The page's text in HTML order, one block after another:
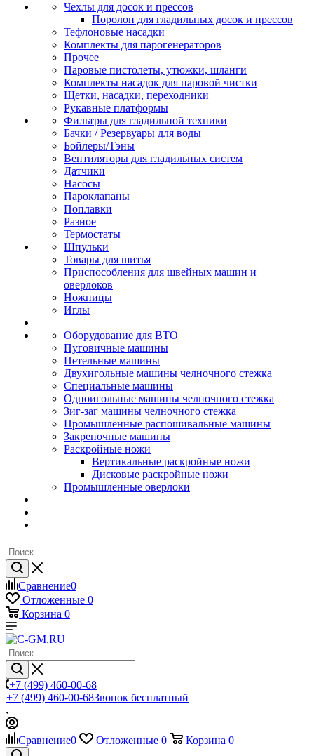
Чехлы для досок и прессов
Поролон для гладильных досок и прессов
Тефлоновые насадки
Комплекты для парогенераторов
Прочее
Паровые пистолеты, утюжки, шланги
Комплекты насадок для паровой чистки
Щетки, насадки, переходники
Рукавные платформы
Фильтры для гладильной техники
Бачки / Резервуары для воды
Бойлеры/Тэны
Вентиляторы для гладильных систем
Датчики
Насосы
Пароклапаны
Поплавки
Разное
Термостаты
Шпульки
Товары для шитья
Приспособления для швейных машин и
оверлоков
Ножницы
Иглы
Оборудование для ВТО
Пуговичные машины
Петельные машины
Двухигольные машины челночного стежка
Специальные машины
Одноигольные машины челночного стежка
Зиг-заг машины челночного стежка
Промышленные распошивальные машины
Закрепочные машины
Раскройные ножи
Вертикальные раскройные ножи
Дисковые раскройные ножи
Промышленные оверлоки
Сравнение0
Отложенные 0
Корзина 0
+7 (499) 460-00-68
+7 (499) 460-00-68Звонок бесплатный
Сравнение0 Отложенные 0 Корзина 0